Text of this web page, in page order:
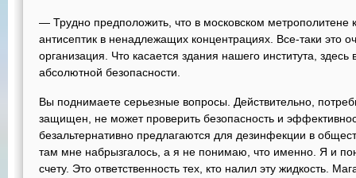
— Трудно предположить, что в московском метрополитене
антисептик в ненадлежащих концентрациях. Все-таки это
организация. Что касается здания нашего института, здесь
абсолютной безопасности.
Вы поднимаете серьезные вопросы. Действительно,
защищен, не может проверить безопасность и
безальтернативно предлагаются для дезинфекции в
там мне набрызгалось, а я не понимаю, что именно. Я и
счету. Это ответственность тех, кто налил эту жидкость.